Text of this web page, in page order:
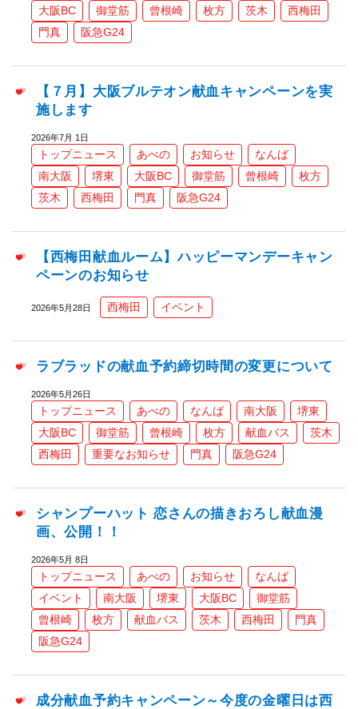
大阪BC
御堂筋 曾根崎 枚方 茨木
西梅田
門真
阪急G24
【７月】大阪ブルテオン献血キャンペーンを実
施します
2026年7月 1日
トップニュース あべの お知らせ
なんば
南大阪
堺東 大阪BC 御堂筋 曾根崎
枚方
茨木
西梅田 門真 阪急G24
【西梅田献血ルーム】ハッピーマンデーキャン
ペーンのお知らせ
2026年5月28日 西梅田 イベント
ラブラッドの献血予約締切時間の変更について
2026年5月26日
トップニュース あべの なんば 南大阪
堺東
大阪BC
御堂筋 曾根崎 枚方 献血バス
茨木
西梅田
重要なお知らせ 門真 阪急G24
シャンプーハット 恋さんの描きおろし献血漫
画、公開！！
2026年5月 8日
トップニュース あべの お知らせ
なんば
イベント
南大阪 堺東 大阪BC
御堂筋
曾根崎
枚方 献血バス 茨木 西梅田
門真
阪急G24
成分献血予約キャンペーン～今度の金曜日は西